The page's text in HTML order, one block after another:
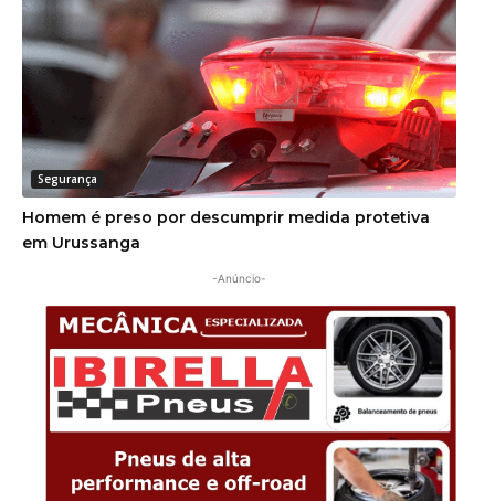
Segurança
Homem é preso por descumprir medida protetiva
em Urussanga
-Anúncio-